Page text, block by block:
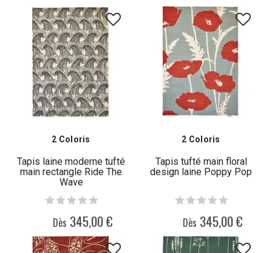
2 Coloris
Tapis laine moderne tufté
main rectangle Ride The
Wave
Dès 345,00 €
2 Coloris
Tapis tufté main floral
design laine Poppy Pop
Dès 345,00 €